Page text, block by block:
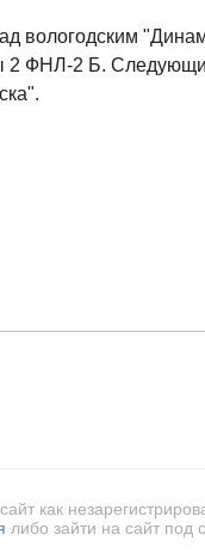
вологодским
2 ФНЛ-2 Б.
как
либо зайти на сайт